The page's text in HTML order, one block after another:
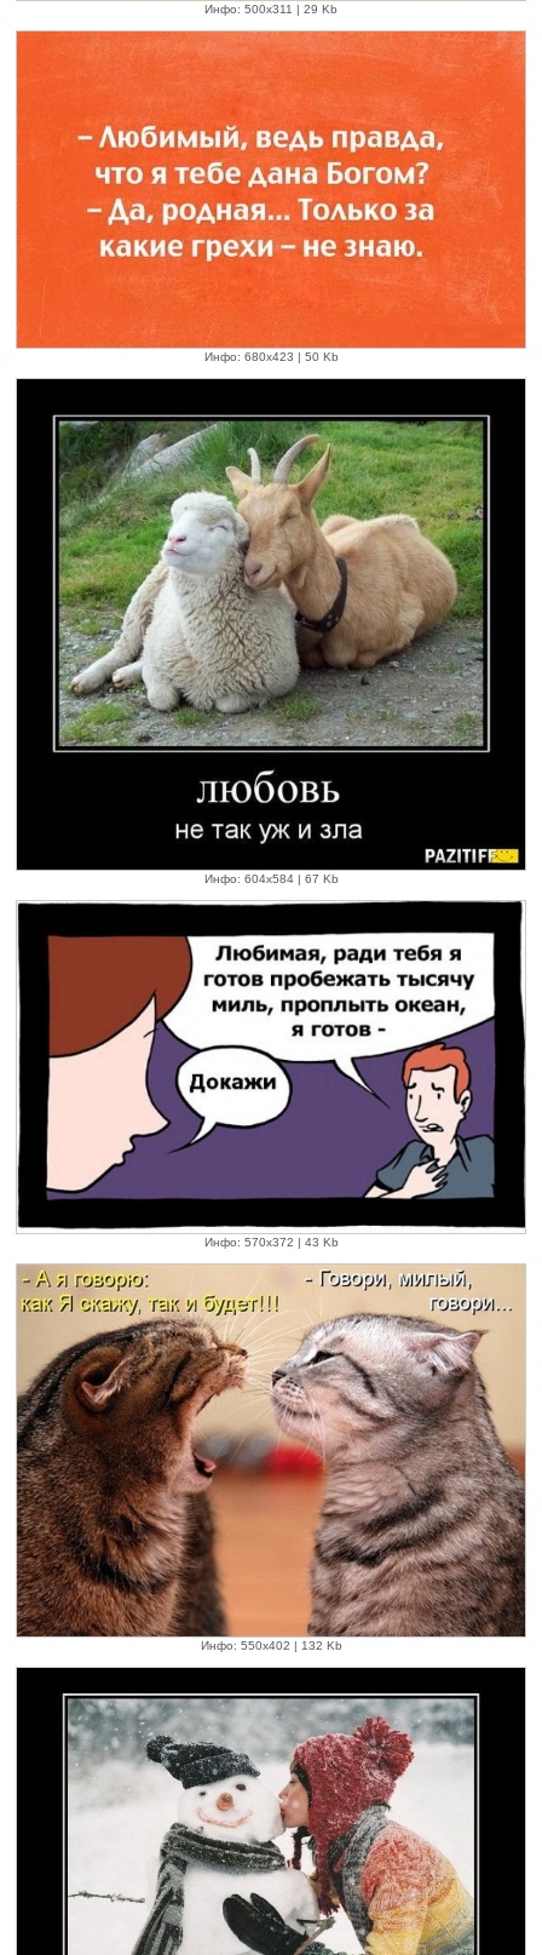
Инфо: 500х311 | 29 Kb
Инфо: 680х423 | 50 Kb
Инфо: 604х584 | 67 Kb
Инфо: 570х372 | 43 Kb
Инфо: 550х402 | 132 Kb